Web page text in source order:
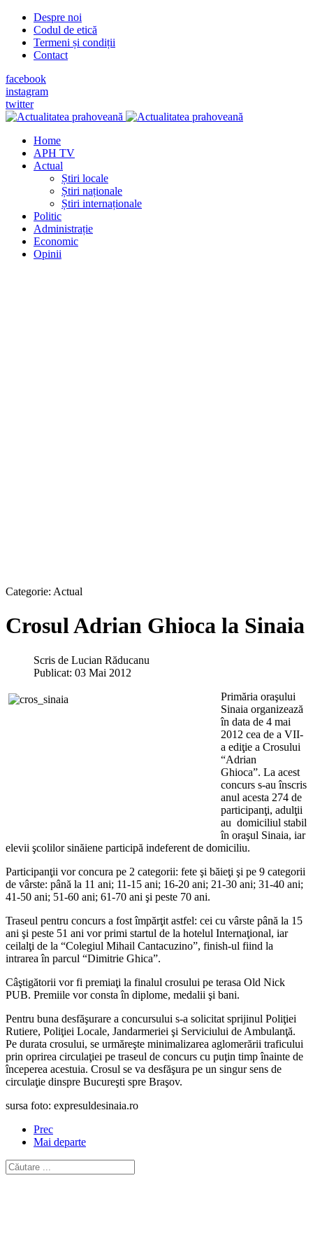
Despre noi
Codul de etică
Termeni și condiții
Contact
facebook
instagram
twitter
Home
APH TV
Actual
Știri locale
Știri naționale
Știri internaționale
Politic
Administrație
Economic
Opinii
Categorie: Actual
Crosul Adrian Ghioca la Sinaia
Scris de Lucian Răducanu
Publicat: 03 Mai 2012
Primăria oraşului
Sinaia organizează
în data de 4 mai
2012 cea de a VII-
a ediţie a Crosului
“Adrian
Ghioca”. La acest
concurs s-au înscris
anul acesta 274 de
participanţi, adulţii
au domiciliul stabil
în oraşul Sinaia, iar
elevii şcolilor sinăiene participă indeferent de domiciliu.
Participanţii vor concura pe 2 categorii: fete şi băieţi şi pe 9 categorii
de vârste: până la 11 ani; 11-15 ani; 16-20 ani; 21-30 ani; 31-40 ani;
41-50 ani; 51-60 ani; 61-70 ani şi peste 70 ani.
Traseul pentru concurs a fost împărţit astfel: cei cu vârste până la 15
ani şi peste 51 ani vor primi startul de la hotelul Internaţional, iar
ceilalţi de la “Colegiul Mihail Cantacuzino”, finish-ul fiind la
intrarea în parcul “Dimitrie Ghica”.
Câştigătorii vor fi premiaţi la finalul crosului pe terasa Old Nick
PUB. Premiile vor consta în diplome, medalii şi bani.
Pentru buna desfăşurare a concursului s-a solicitat sprijinul Poliţiei
Rutiere, Poliţiei Locale, Jandarmeriei şi Serviciului de Ambulanţă.
Pe durata crosului, se urmăreşte minimalizarea aglomerării traficului
prin oprirea circulaţiei pe traseul de concurs cu puţin timp înainte de
începerea acestuia. Crosul se va desfăşura pe un singur sens de
circulaţie dinspre Bucureşti spre Braşov.
sursa foto: expresuldesinaia.ro
Prec
Mai departe